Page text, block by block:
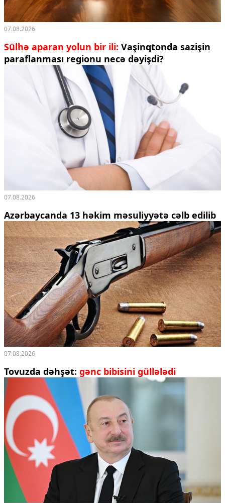
07.08.2026
Sülhə aparan yolun bir ili: Vaşinqtonda sazişin
paraflanması regionu necə dəyişdi?
07.08.2026
Azərbaycanda 13 həkim məsuliyyətə cəlb edilib
07.08.2026
Tovuzda dəhşət: gənc bibisini güllələdi